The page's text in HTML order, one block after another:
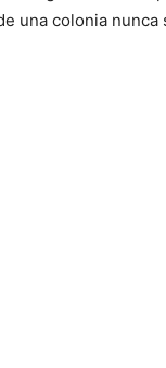
una colonia